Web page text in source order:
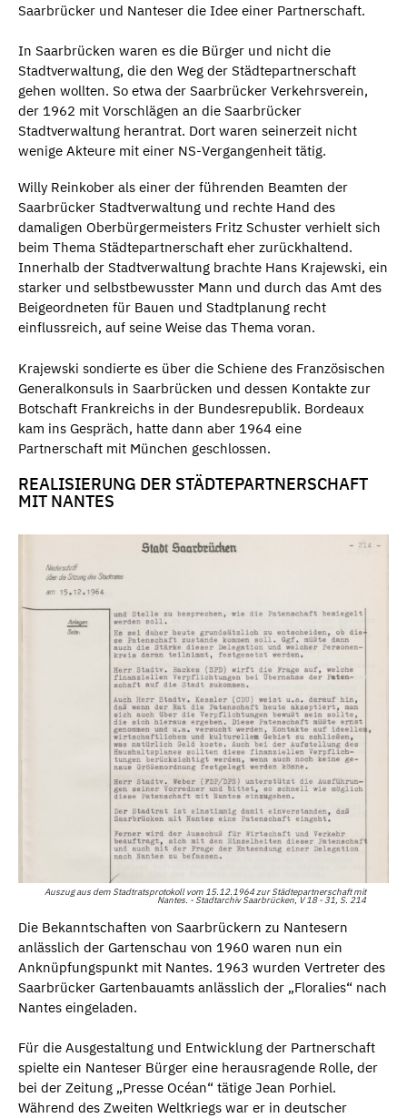
Saarbrücker und Nanteser die Idee einer Partnerschaft.
In Saarbrücken waren es die Bürger und nicht die
Stadtverwaltung, die den Weg der Städtepartnerschaft
gehen wollten. So etwa der Saarbrücker Verkehrsverein,
der 1962 mit Vorschlägen an die Saarbrücker
Stadtverwaltung herantrat. Dort waren seinerzeit nicht
wenige Akteure mit einer NS-Vergangenheit tätig.
Willy Reinkober als einer der führenden Beamten der
Saarbrücker Stadtverwaltung und rechte Hand des
damaligen Oberbürgermeisters Fritz Schuster verhielt sich
beim Thema Städtepartnerschaft eher zurückhaltend.
Innerhalb der Stadtverwaltung brachte Hans Krajewski, ein
starker und selbstbewusster Mann und durch das Amt des
Beigeordneten für Bauen und Stadtplanung recht
einflussreich, auf seine Weise das Thema voran.
Krajewski sondierte es über die Schiene des Französischen
Generalkonsuls in Saarbrücken und dessen Kontakte zur
Botschaft Frankreichs in der Bundesrepublik. Bordeaux
kam ins Gespräch, hatte dann aber 1964 eine
Partnerschaft mit München geschlossen.
REALISIERUNG DER STÄDTEPARTNERSCHAFT
MIT NANTES
Auszug aus dem Stadtratsprotokoll vom 15.12.1964 zur Städtepartnerschaft mit
Nantes. - Stadtarchiv Saarbrücken, V 18 - 31, S. 214
Die Bekanntschaften von Saarbrückern zu Nantesern
anlässlich der Gartenschau von 1960 waren nun ein
Anknüpfungspunkt mit Nantes. 1963 wurden Vertreter des
Saarbrücker Gartenbauamts anlässlich der „Floralies“ nach
Nantes eingeladen.
Für die Ausgestaltung und Entwicklung der Partnerschaft
spielte ein Nanteser Bürger eine herausragende Rolle, der
bei der Zeitung „Presse Océan“ tätige Jean Porhiel.
Während des Zweiten Weltkriegs war er in deutscher